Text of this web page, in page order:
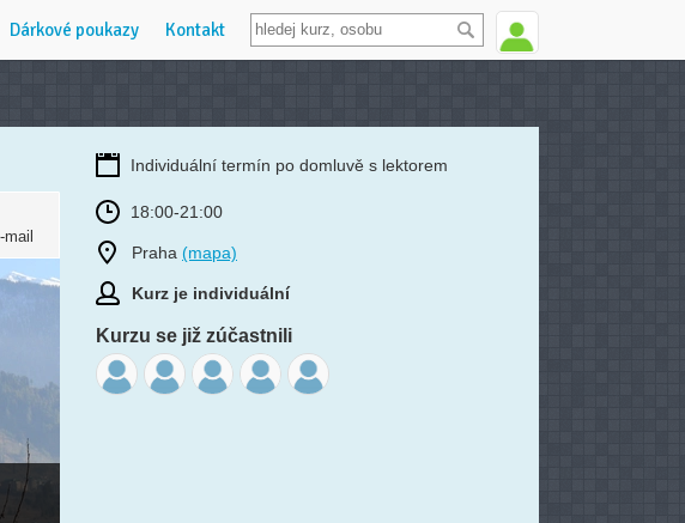
Dárkové poukazy Kontakt
Individuální termín po domluvě s lektorem
18:00-21:00
Praha (mapa)
Kurz je individuální
Kurzu se již zúčastnili